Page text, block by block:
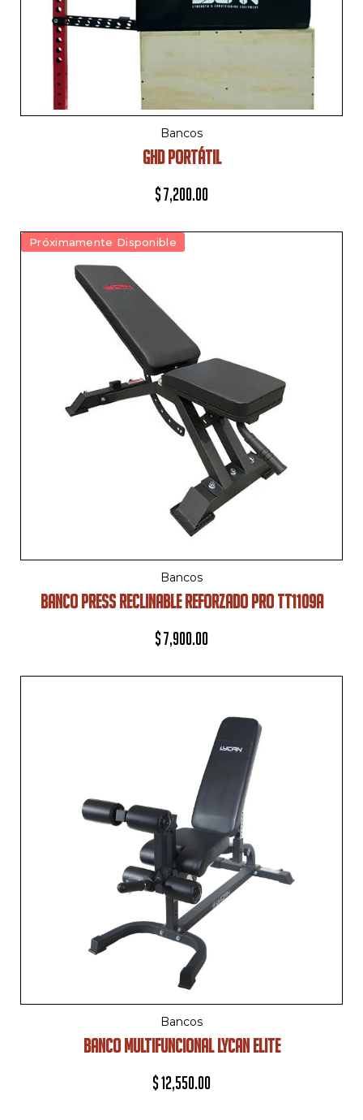
Bancos
GHD PORTÁTIL
$7,200.00
Próximamente Disponible
Bancos
BANCO PRESS RECLINABLE REFORZADO PRO TT1109A
$7,900.00
Bancos
BANCO MULTIFUNCIONAL LYCAN ELITE
$12,550.00